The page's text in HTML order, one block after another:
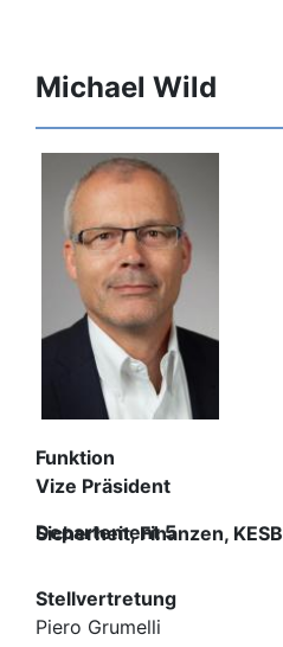
Michael Wild
Funktion
Vize Präsident
Departement 5
Sicherheit, Finanzen, KESB
Stellvertretung
Piero Grumelli